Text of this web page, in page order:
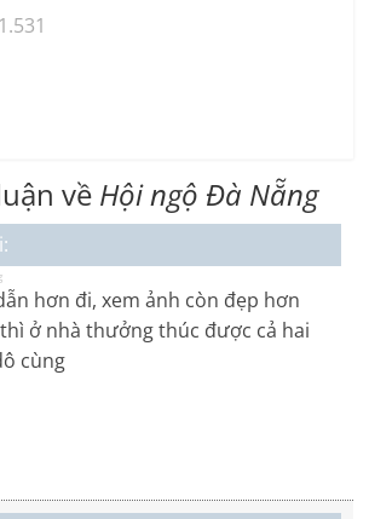
1.531
về Hội ngộ Đà Nẵng
hơn đi, xem ảnh còn đẹp hơn
ở nhà thưởng thúc được cả hai
cùng